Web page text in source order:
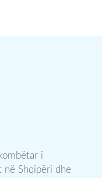
i
Shqipëri dhe